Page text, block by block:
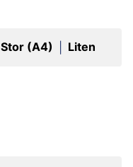
Stor (A4) Liten